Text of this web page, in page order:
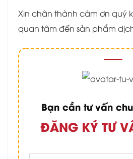
Xin chân thành cám ơn quý
quan tâm đến sản phẩm
Bạn cần tư vấn
ĐĂNG KÝ TƯ